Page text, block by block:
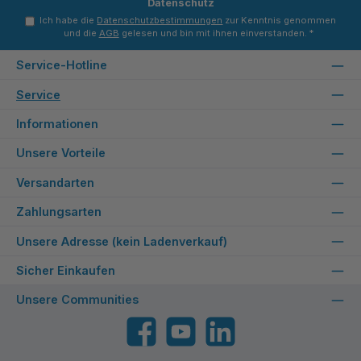
Datenschutz
Ich habe die Datenschutzbestimmungen zur Kenntnis genommen
und die AGB gelesen und bin mit ihnen einverstanden. *
Service-Hotline
Service
Informationen
Unsere Vorteile
Versandarten
Zahlungsarten
Unsere Adresse (kein Ladenverkauf)
Sicher Einkaufen
Unsere Communities
FacebookYouTube